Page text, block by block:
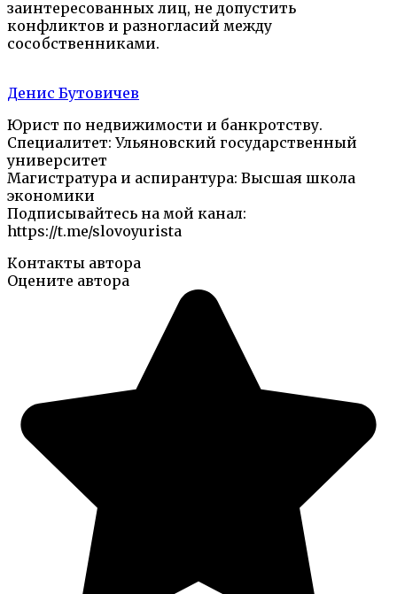
заинтересованных лиц, не допустить
конфликтов и разногласий между
сособственниками.
Денис Бутовичев
Юрист по недвижимости и банкротству.
Специалитет: Ульяновский государственный
университет
Магистратура и аспирантура: Высшая школа
экономики
Подписывайтесь на мой канал:
https://t.me/slovoyurista
Контакты автора
Оцените автора